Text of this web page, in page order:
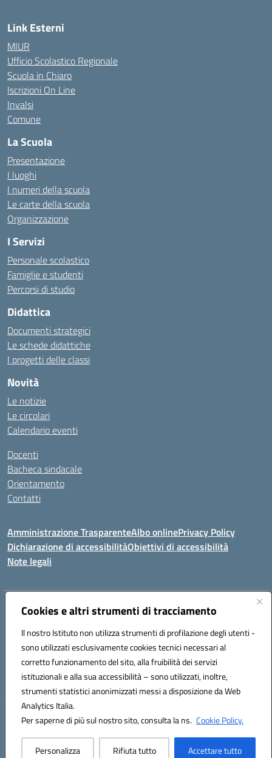
Cookies e altri strumenti di tracciamento
Il nostro Istituto non utilizza strumenti di profilazione degli utenti -
sono utilizzati esclusivamente cookies tecnici necessari al
corretto funzionamento del sito, alla fruibilità dei servizi
istituzionali e alla sua accessibilità – sono utilizzati, inoltre,
strumenti statistici anonimizzati messi a disposizione da Web
Analytics Italia.
Per saperne di più sul nostro sito, consulta la ns. Cookie Policy.
Personalizza Rifiuta tutto Accettare tutto
Link Esterni
MIUR
Ufficio Scolastico Regionale
Scuola in Chiaro
Iscrizioni On Line
Invalsi
Comune
La Scuola
Presentazione
I luoghi
I numeri della scuola
Le carte della scuola
Organizzazione
I Servizi
Personale scolastico
Famiglie e studenti
Percorsi di studio
Didattica
Documenti strategici
Le schede didattiche
I progetti delle classi
Novità
Le notizie
Le circolari
Calendario eventi
Docenti
Bacheca sindacale
Orientamento
Contatti
Amministrazione TrasparenteAlbo onlinePrivacy Policy
Dichiarazione di accessibilitàObiettivi di accessibilità
Note legali
Indirizzo:Viale P. Togliatti snc 67039 Sulmona (AQ)
Posta elettronica certificata (PEC):aqis01900g@pec.istruzione.it
Codice fiscale: 92025400661
Codice meccanografico: AQIS01900G
Hosting & Powered by 3D Solution S.r.l.
Concept & Design by Designers Italia